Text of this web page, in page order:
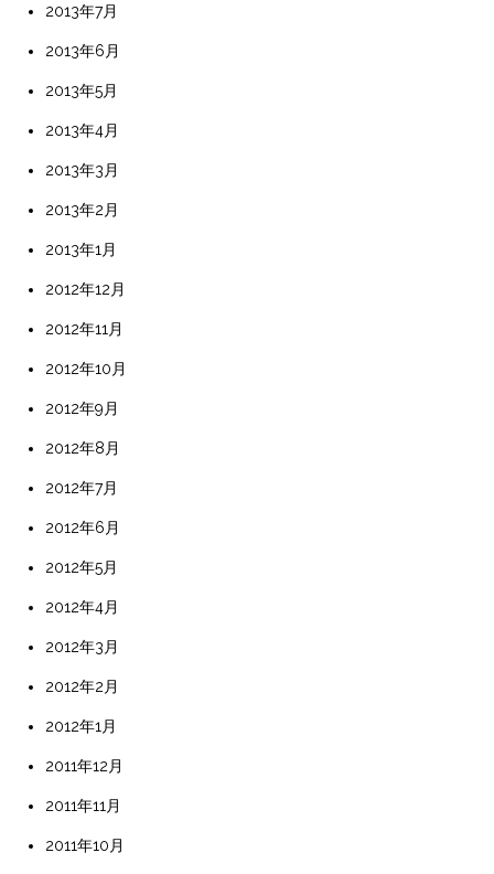
2013年7月
2013年6月
2013年5月
2013年4月
2013年3月
2013年2月
2013年1月
2012年12月
2012年11月
2012年10月
2012年9月
2012年8月
2012年7月
2012年6月
2012年5月
2012年4月
2012年3月
2012年2月
2012年1月
2011年12月
2011年11月
2011年10月